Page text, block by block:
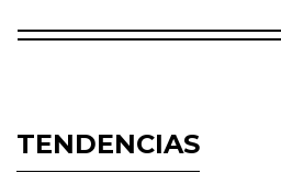
TENDENCIAS